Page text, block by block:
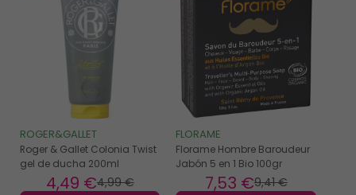
ROGER&GALLET
Roger & Gallet Colonia Twist
gel de ducha 200ml
4,99 €
4,49 €
FLORAME
Florame Hombre Baroudeur
Jabón 5 en 1 Bio 100gr
9,41 €
7,53 €